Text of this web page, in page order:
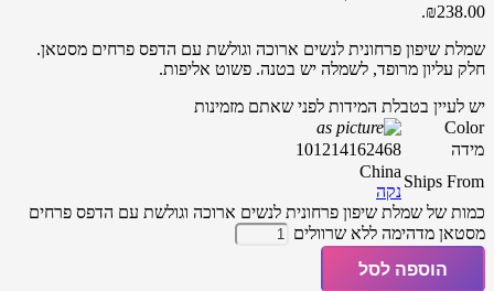
₪238.00.
שמלת שיפון פרחונית לנשים ארוכה וגולשת עם הדפס פרחים מסטאן.
חלק עליון מרופד, לשמלה יש בטנה. פשוט אליפות.
יש לעיין בטבלת המידות לפני שאתם מזמינות
Color
מידה
101214162468
Ships From
China
נקה
כמות של שמלת שיפון פרחונית לנשים ארוכה וגולשת עם הדפס פרחים
מסטאן מדהימה ללא שרוולים
הוספה לסל